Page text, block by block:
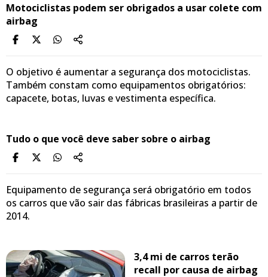
Motociclistas podem ser obrigados a usar colete com
airbag
O objetivo é aumentar a segurança dos motociclistas.
Também constam como equipamentos obrigatórios:
capacete, botas, luvas e vestimenta específica.
Tudo o que você deve saber sobre o airbag
Equipamento de segurança será obrigatório em todos
os carros que vão sair das fábricas brasileiras a partir de
2014.
3,4 mi de carros terão
recall por causa de airbag